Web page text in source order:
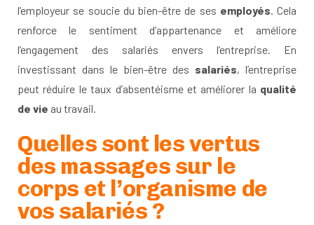
l’employeur se soucie du bien-être de ses employés. Cela
renforce le sentiment d’appartenance et améliore
l’engagement des salariés envers l’entreprise. En
investissant dans le bien-être des salariés, l’entreprise
peut réduire le taux d’absentéisme et améliorer la qualité
de vie au travail.
Quelles sont les vertus
des massages sur le
corps et l’organisme de
vos salariés ?